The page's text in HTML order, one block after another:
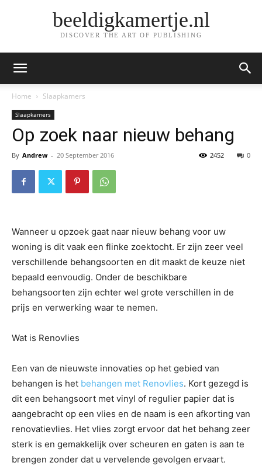
beeldigkamertje.nl
DISCOVER THE ART OF PUBLISHING
Home Slaapkamers
Slaapkamers
​Op zoek naar nieuw behang
By Andrew - 20 September 2016 0
2452
Wanneer u opzoek gaat naar nieuw behang voor uw
woning is dit vaak een flinke zoektocht. Er zijn zeer veel
verschillende behangsoorten en dit maakt de keuze niet
bepaald eenvoudig. Onder de beschikbare
behangsoorten zijn echter wel grote verschillen in de
prijs en verwerking waar te nemen.
Wat is Renovlies
Een van de nieuwste innovaties op het gebied van
behangen is het behangen met Renovlies. Kort gezegd is
dit een behangsoort met vinyl of regulier papier dat is
aangebracht op een vlies en de naam is een afkorting van
renovatievlies. Het vlies zorgt ervoor dat het behang zeer
sterk is en gemakkelijk over scheuren en gaten is aan te
brengen zonder dat u vervelende gevolgen ervaart.